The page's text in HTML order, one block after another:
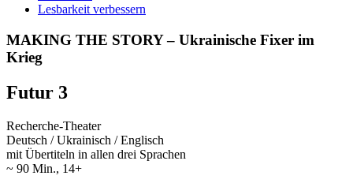
Lesbarkeit verbessern
MAKING THE STORY – Ukrainische Fixer im
Krieg
Futur 3
Recherche-Theater
Deutsch / Ukrainisch / Englisch
mit Übertiteln in allen drei Sprachen
~ 90 Min., 14+